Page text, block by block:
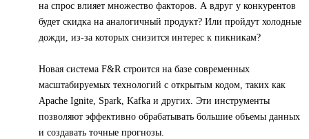
на спрос влияет множество факторов. А вдруг у конкурентов
будет скидка на аналогичный продукт? Или пройдут холодные
дожди, из-за которых снизится интерес к пикникам?
Новая система F&R строится на базе современных
масштабируемых технологий с открытым кодом, таких как
Apache Ignite, Spark, Kafka и других. Эти инструменты
позволяют эффективно обрабатывать большие объемы данных
и создавать точные прогнозы.